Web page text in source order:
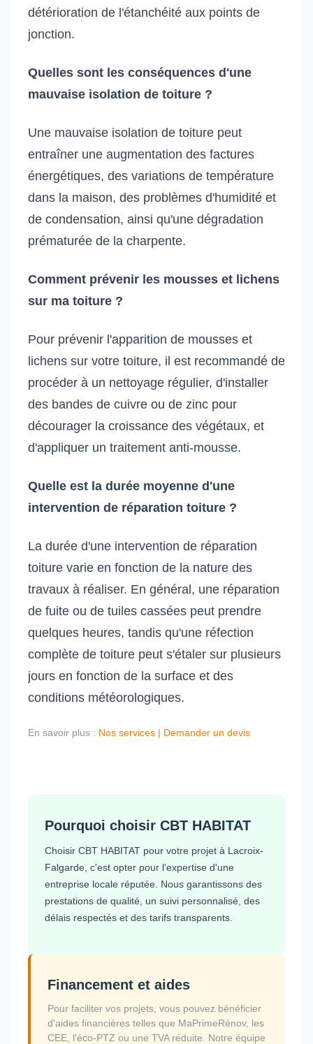
détérioration de l'étanchéité aux points de
jonction.
Quelles sont les conséquences d'une
mauvaise isolation de toiture ?
Une mauvaise isolation de toiture peut
entraîner une augmentation des factures
énergétiques, des variations de température
dans la maison, des problèmes d'humidité et
de condensation, ainsi qu'une dégradation
prématurée de la charpente.
Comment prévenir les mousses et lichens
sur ma toiture ?
Pour prévenir l'apparition de mousses et
lichens sur votre toiture, il est recommandé de
procéder à un nettoyage régulier, d'installer
des bandes de cuivre ou de zinc pour
décourager la croissance des végétaux, et
d'appliquer un traitement anti-mousse.
Quelle est la durée moyenne d'une
intervention de réparation toiture ?
La durée d'une intervention de réparation
toiture varie en fonction de la nature des
travaux à réaliser. En général, une réparation
de fuite ou de tuiles cassées peut prendre
quelques heures, tandis qu'une réfection
complète de toiture peut s'étaler sur plusieurs
jours en fonction de la surface et des
conditions météorologiques.
En savoir plus : Nos services | Demander un devis
Pourquoi choisir CBT HABITAT
Choisir CBT HABITAT pour votre projet à Lacroix-
Falgarde, c'est opter pour l'expertise d'une
entreprise locale réputée. Nous garantissons des
prestations de qualité, un suivi personnalisé, des
délais respectés et des tarifs transparents.
Financement et aides
Pour faciliter vos projets, vous pouvez bénéficier
d'aides financières telles que MaPrimeRénov, les
CEE, l'éco-PTZ ou une TVA réduite. Notre équipe